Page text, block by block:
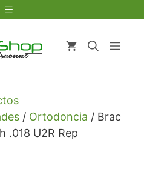
Menú
/ Ortodoncia / Brac
.018 U2R Rep